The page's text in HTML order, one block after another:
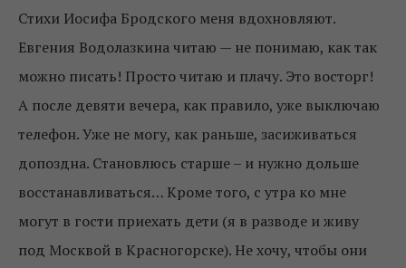
Стихи Иосифа Бродского меня вдохновляют.
Евгения Водолазкина читаю — не понимаю, как так
можно писать! Просто читаю и плачу. Это восторг!
А после девяти вечера, как правило, уже выключаю
телефон. Уже не могу, как раньше, засиживаться
допоздна. Становлюсь старше – и нужно дольше
восстанавливаться… Кроме того, с утра ко мне
могут в гости приехать дети (я в разводе и живу
под Москвой в Красногорске). Не хочу, чтобы они